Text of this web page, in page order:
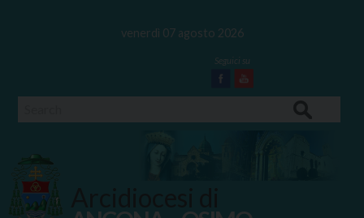
venerdì 07 agosto 2026
Facebook
Youtube